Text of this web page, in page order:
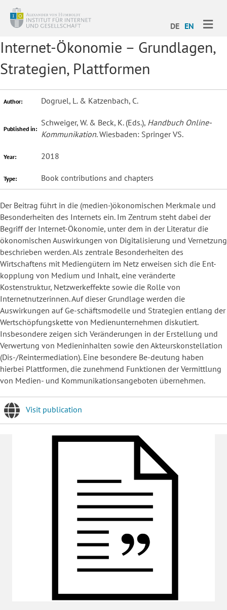
DE EN
Internet-Ökonomie – Grundlagen,
Strategien, Plattformen
Author: Dogruel, L. & Katzenbach, C.
Published in:
Schweiger, W. & Beck, K. (Eds.), Handbuch Online-
Kommunikation. Wiesbaden: Springer VS.
Year: 2018
Type: Book contributions and chapters
Der Beitrag führt in die (medien-)ökonomischen Merkmale und
Besonderheiten des Internets ein. Im Zentrum steht dabei der
Begriff der Internet-Ökonomie, unter dem in der Literatur die
ökonomischen Auswirkungen von Digitalisierung und Vernetzung
beschrieben werden. Als zentrale Besonderheiten des
Wirtschaftens mit Mediengütern im Netz erweisen sich die Ent-
kopplung von Medium und Inhalt, eine veränderte
Kostenstruktur, Netzwerkeffekte sowie die Rolle von
Internetnutzerinnen. Auf dieser Grundlage werden die
Auswirkungen auf Ge-schäftsmodelle und Strategien entlang der
Wertschöpfungskette von Medienunternehmen diskutiert.
Insbesondere zeigen sich Veränderungen in der Erstellung und
Verwertung von Medieninhalten sowie den Akteurskonstellation
(Dis-/Reintermediation). Eine besondere Be-deutung haben
hierbei Plattformen, die zunehmend Funktionen der Vermittlung
von Medien- und Kommunikationsangeboten übernehmen.
Visit publication